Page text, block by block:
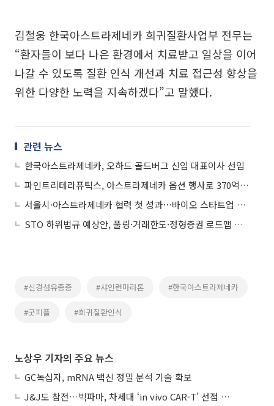
김철웅 한국아스트라제네카 희귀질환사업부 전무는
“환자들이 보다 나은 환경에서 치료받고 일상을 이어
나갈 수 있도록 질환 인식 개선과 치료 접근성 향상을
위한 다양한 노력을 지속하겠다”고 말했다.
관련 뉴스
한국아스트라제네카, 오하드 골드버그 신임 대표이사 선임
파인트리테라퓨틱스, 아스트라제네카 옵션 행사로 370억원 확보
서울시·아스트라제네카 협력 첫 성과⋯바이오 스타트업 2곳 글로벌 진출 지원
STO 하위법규 예상안, 풀링·거래한도·정형증권 로드맵 제시
#신경섬유종증 #샤인런마라톤 #한국아스트라제네카
#굿피플 #희귀질환인식
노상우 기자의 주요 뉴스
GC녹십자, mRNA 백신 정밀 분석 기술 확보
J&J도 참전…빅파마, 차세대 ‘in vivo CAR-T’ 선점 경쟁 본격화